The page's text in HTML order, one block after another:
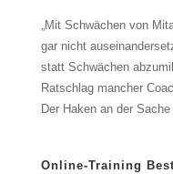
„Mit Schwächen von
gar nicht
statt Schwächen
Ratschlag mancher
Der Haken an der
Online-Training